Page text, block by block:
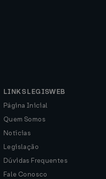
LINKS LEGISWEB
Página Inicial
Quem Somos
Notícias
Legislação
Dúvidas Frequentes
Fale Conosco